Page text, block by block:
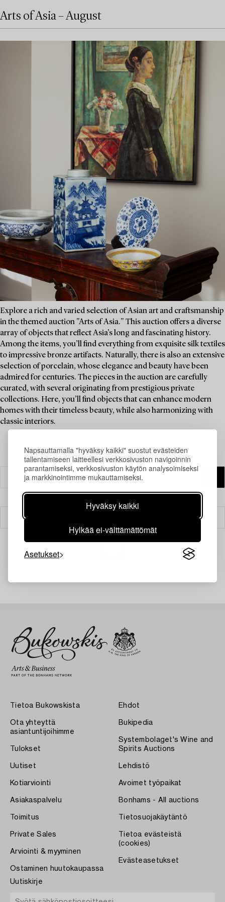
Napsauttamalla "hyväksy kaikki" suostut evästeiden
tallentamiseen laitteellesi verkkosivuston navigoinnin
parantamiseksi, verkkosivuston käytön analysoimiseksi
ja markkinointimme mukauttamiseksi.
Hyväksy kaikki
Hylkää ei-välttämättömät
Asetukset
Arts of Asia – August
Explore a rich and varied selection of Asian art and craftsmanship
in the themed auction "Arts of Asia." This auction offers a diverse
array of objects that reflect Asia’s long and fascinating history.
Among the items, you’ll find everything from exquisite silk textiles
to impressive bronze artifacts. Naturally, there is also an extensive
selection of porcelain, whose elegance and beauty have been
admired for centuries. The pieces in the auction are carefully
curated, with several originating from prestigious private
collections. Here, you’ll find objects that can enhance modern
homes with their timeless beauty, while also harmonizing with
classic interiors.
Tietoa Bukowskista
Ota yhteyttä
asiantuntijoihimme
Tulokset
Uutiset
Kotiarviointi
Asiakaspalvelu
Toimitus
Private Sales
Arviointi & myyminen
Ostaminen huutokaupassa
Ehdot
Bukipedia
Systembolaget's Wine and
Spirits Auctions
Lehdistö
Avoimet työpaikat
Bonhams - All auctions
Tietosuojakäytäntö
Tietoa evästeistä
(cookies)
Evästeasetukset
Uutiskirje